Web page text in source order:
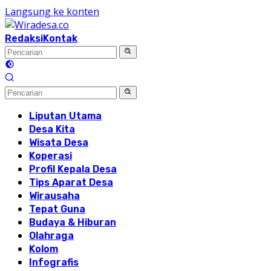
Langsung ke konten
RedaksiKontak
Liputan Utama
Desa Kita
Wisata Desa
Koperasi
Profil Kepala Desa
Tips Aparat Desa
Wirausaha
Tepat Guna
Budaya & Hiburan
Olahraga
Kolom
Infografis